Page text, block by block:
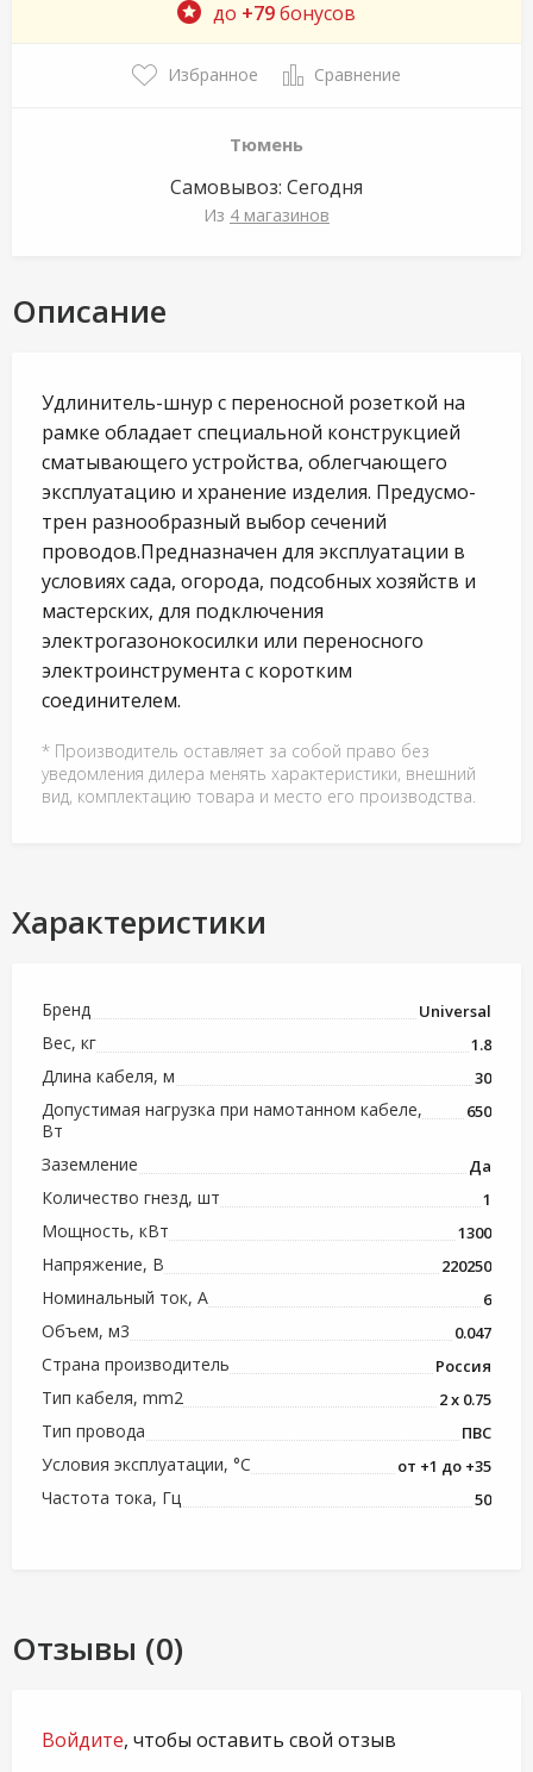
до +79бонусов
Избранное Сравнение
Тюмень
Самовывоз: Сегодня
Из 4 магазинов
Описание
Удлинитель-шнур с переносной розеткой на
рамке обладает специальной конструкцией
сматывающего устройства, облегчающего
эксплуатацию и хранение изделия. Предусмо-
трен разнообразный выбор сечений
проводов.Предназначен для эксплуатации в
условиях сада, огорода, подсобных хозяйств и
мастерских, для подключения
электрогазонокосилки или переносного
электроинструмента с коротким
соединителем.
* Производитель оставляет за собой право без
уведомления дилера менять характеристики, внешний
вид, комплектацию товара и место его производства.
Характеристики
Бренд Universal
Вес, кг 1.8
Длина кабеля, м 30
Допустимая нагрузка при намотанном кабеле,
Вт
650
Заземление Да
Количество гнезд, шт 1
Мощность, кВт 1300
Напряжение, В 220250
Номинальный ток, А 6
Объем, м3 0.047
Страна производитель Россия
Тип кабеля, mm2 2 x 0.75
Тип провода ПВС
Условия эксплуатации, °С от +1 до +35
Частота тока, Гц 50
Отзывы (0)
Войдите, чтобы оставить свой отзыв